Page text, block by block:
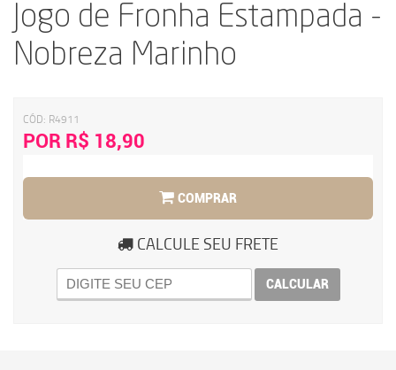
Jogo de Fronha Estampada -
Nobreza Marinho
CÓD: R4911
POR R$ 18,90
COMPRAR
CALCULE SEU FRETE
CALCULAR